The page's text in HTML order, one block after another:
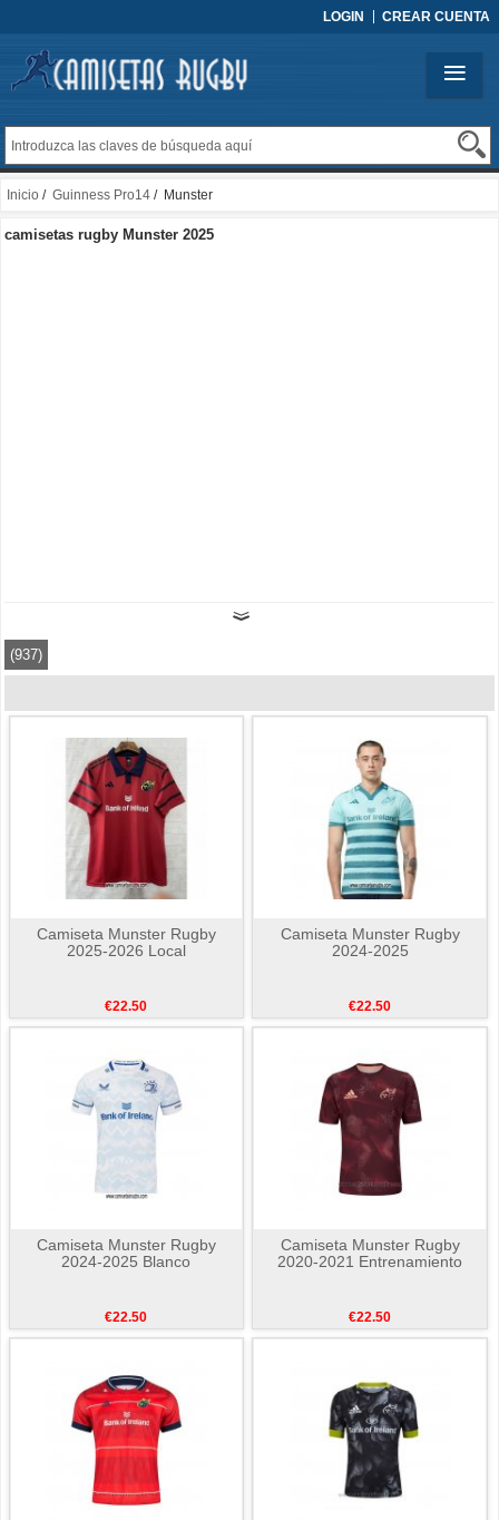
LOGIN CREAR CUENTA
Inicio / Guinness Pro14 / Munster
camisetas rugby Munster 2025
(937)
Camiseta Munster Rugby
2025-2026 Local
€22.50
Camiseta Munster Rugby
2024-2025
€22.50
Camiseta Munster Rugby
2024-2025 Blanco
€22.50
Camiseta Munster Rugby
2020-2021 Entrenamiento
€22.50